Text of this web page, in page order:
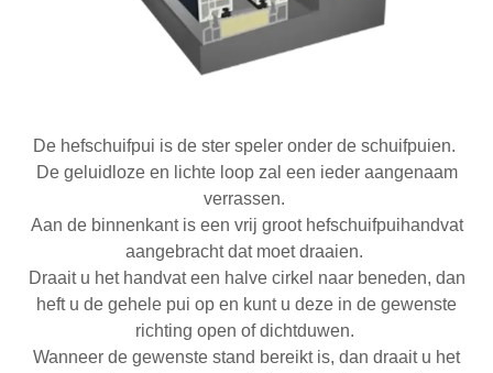
De hefschuifpui is de ster speler onder de schuifpuien.
De geluidloze en lichte loop zal een ieder aangenaam
verrassen.
Aan de binnenkant is een vrij groot hefschuifpuihandvat
aangebracht dat moet draaien.
Draait u het handvat een halve cirkel naar beneden, dan
heft u de gehele pui op en kunt u deze in de gewenste
richting open of dichtduwen.
Wanneer de gewenste stand bereikt is, dan draait u het